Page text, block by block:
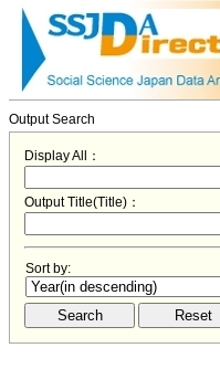
Output Search
Display All：
Output Title(Title)：
Sort by: